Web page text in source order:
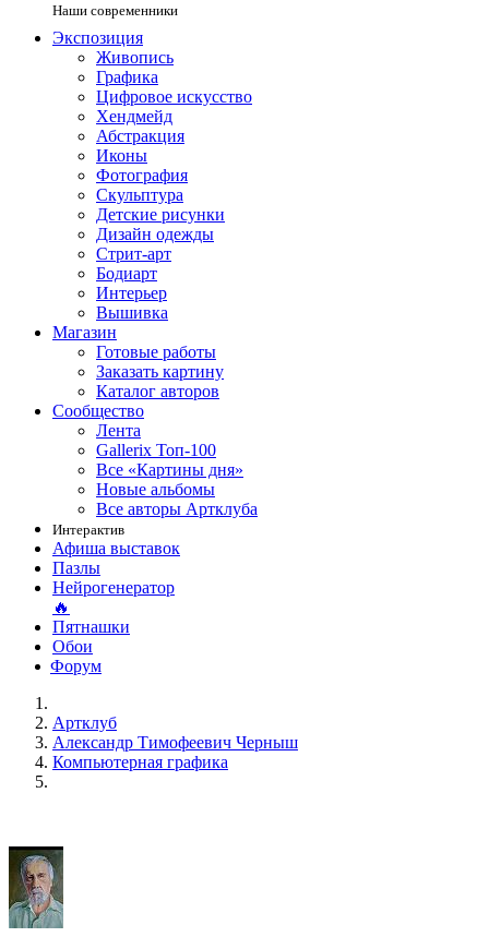
Наши современники
Экспозиция
Живопись
Графика
Цифровое искусство
Хендмейд
Абстракция
Иконы
Фотография
Скульптура
Детские рисунки
Дизайн одежды
Стрит-арт
Бодиарт
Интерьер
Вышивка
Магазин
Готовые работы
Заказать картину
Каталог авторов
Сообщество
Лента
Gallerix Топ-100
Все «Картины дня»
Новые альбомы
Все авторы Артклуба
Интерактив
Афиша выставок
Пазлы
Нейрогенератор
🔥
Пятнашки
Обои
Форум
Артклуб
Александр Тимофеевич Черныш
Компьютерная графика